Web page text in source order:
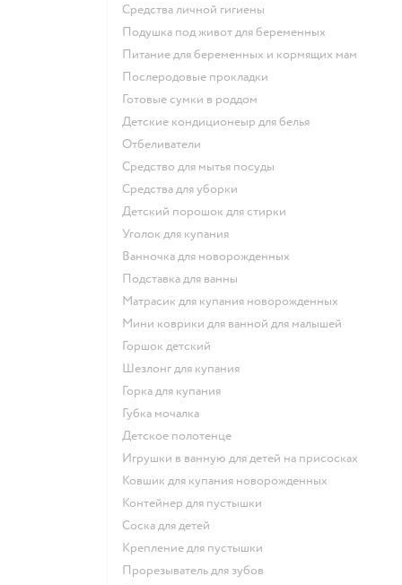
средства личной гигиены
подушка под живот для беременных
питание для беременных и кормящих мам
послеродовые прокладки
готовые сумки в роддом
детские кондиционеыр для белья
отбеливатели
средство для мытья посуды
средства для уборки
детский порошок для стирки
уголок для купания
ванночка для новорожденных
подставка для ванны
матрасик для купания новорожденных
мини коврики для ванной для малышей
горшок детский
шезлонг для купания
горка для купания
губка мочалка
детское полотенце
игрушки в ванную для детей на присосках
ковшик для купания новорожденных
контейнер для пустышки
соска для детей
крепление для пустышки
прорезыватель для зубов